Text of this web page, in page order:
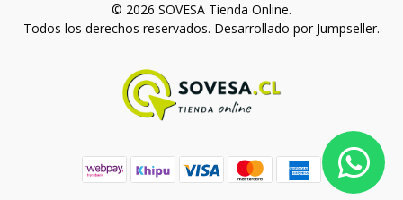
© 2026 SOVESA Tienda Online.
Todos los derechos reservados. Desarrollado por Jumpseller.